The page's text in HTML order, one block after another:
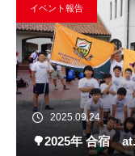
イベント報告
2025.09.24
🌳2025年 合宿